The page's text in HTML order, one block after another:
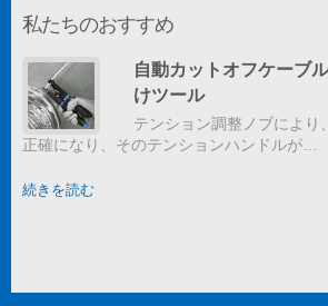
私たちのおすすめ
自動カットオフケーブ
けツール
テンション調整ノブにより
正確になり、そのテンションハンドルが…
続きを読む